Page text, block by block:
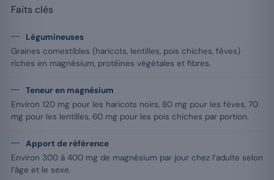
Faits clés
Légumineuses
Graines comestibles (haricots, lentilles, pois chiches, fèves)
riches en magnésium, protéines végétales et fibres.
Teneur en magnésium
Environ 120 mg pour les haricots noirs, 80 mg pour les fèves, 70
mg pour les lentilles, 60 mg pour les pois chiches par portion.
Apport de référence
Environ 300 à 400 mg de magnésium par jour chez l’adulte selon
l’âge et le sexe.